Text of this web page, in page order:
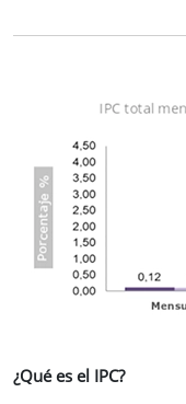
¿Qué es el IPC?